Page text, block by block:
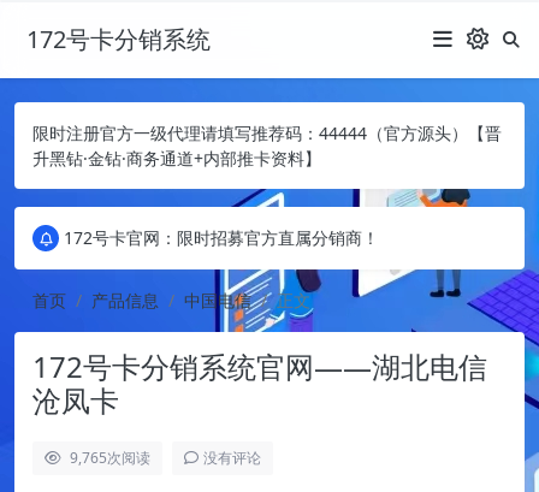
172号卡分销系统
限时注册官方一级代理请填写推荐码：44444（官方源头）【晋
升黑钻·金钻·商务通道+内部推卡资料】
172号卡官网：限时招募官方直属分销商！
172号卡官网：限时招募官方直属分销商！
172号卡官网：限时招募官方直属分销商！
首页 产品信息 中国电信 正文
172号卡分销系统官网——湖北电信
沧凤卡
9,765次阅读 没有评论